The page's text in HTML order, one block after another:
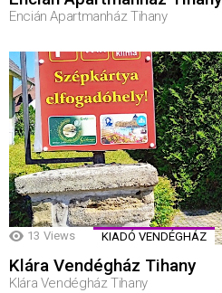
Encián Apartmanház Tihany
13 Views KIADÓ VENDÉGHÁZ
Klára Vendégház Tihany
Klára Vendégház Tihany